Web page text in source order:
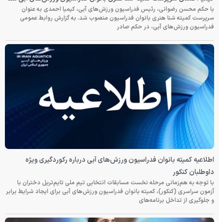
با حکم محسن رضوانی، رئیس فدراسیون ورزش‌های آبی، کیمیا احمدی به عنوان
سرپرست کمیته شنا هنری بانوان فدراسیون منصوب شد. به گزارش روابط عمومی
فدراسیون ورزش‌های آبی، در حکم صادر
اطلاعیه کمیته بانوان فدراسیون ورزش‌های آبی درباره رکوردگیری ویژه
داوطلبان کنکور
با توجه به هم‌زمانی مرحله نخست مسابقات انتخابی تیم ملی تایم‌تریل دختران با
آزمون سراسری (کنکور)، کمیته بانوان فدراسیون ورزش‌های آبی برای ایجاد شرایط برابر
و جلوگیری از تداخل برنامه‌های